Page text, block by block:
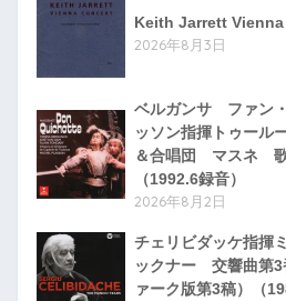
Keith Jarrett
2026年8月3日
ベルガンサ ファン
ッソン指揮トゥール
＆合唱団 マスネ 歌
（1992.6録音）
2026年8月2日
チェリビダッケ指揮
ックナー 交響曲第3
ァーク版第3稿）（